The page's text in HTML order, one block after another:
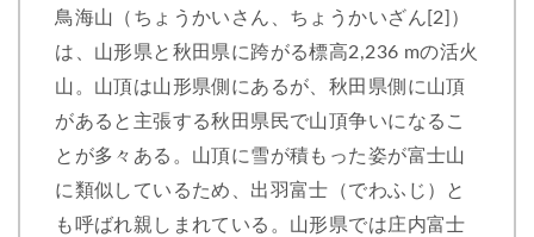
鳥海山（ちょうかいさん、ちょうかいざん[2]）
は、山形県と秋田県に跨がる標高2,236 mの活火
山。山頂は山形県側にあるが、秋田県側に山頂
があると主張する秋田県民で山頂争いになるこ
とが多々ある。山頂に雪が積もった姿が富士山
に類似しているため、出羽富士（でわふじ）と
も呼ばれ親しまれている。山形県では庄内富士